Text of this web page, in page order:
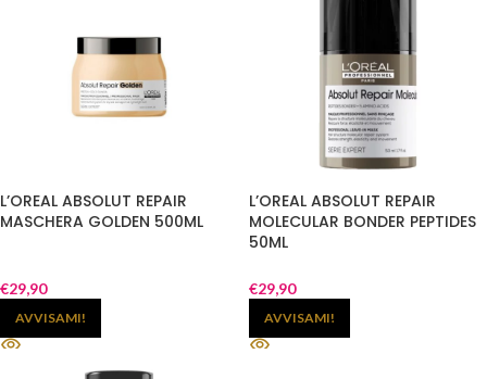
L’OREAL ABSOLUT REPAIR
MASCHERA GOLDEN 500ML
€29,90
AVVISAMI!
L’OREAL ABSOLUT REPAIR
MOLECULAR BONDER PEPTIDES
50ML
€29,90
AVVISAMI!